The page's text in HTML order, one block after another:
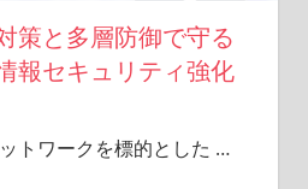
策と多層防御で守る
報セキュリティ強化
トワークを標的とした …